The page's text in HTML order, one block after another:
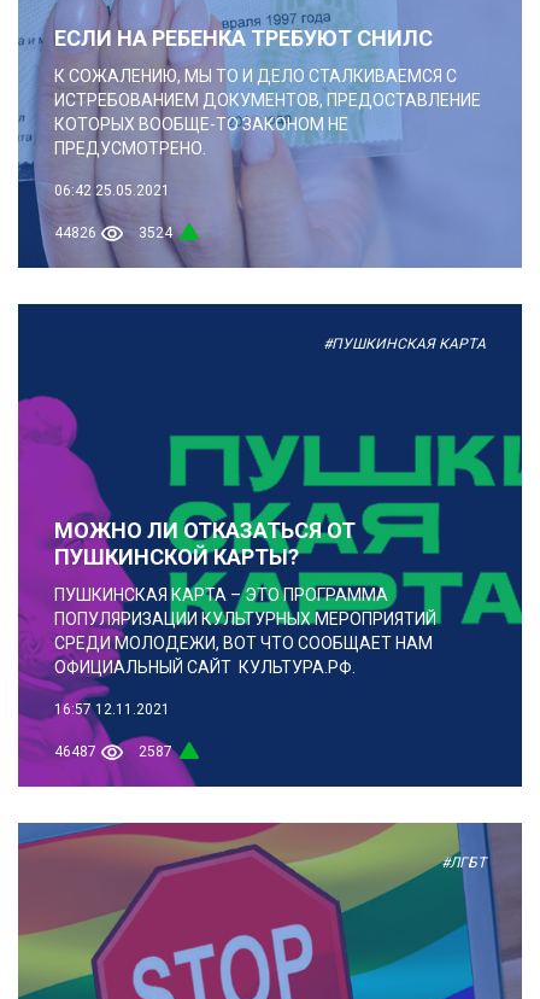
ЕСЛИ НА РЕБЕНКА ТРЕБУЮТ СНИЛС
К СОЖАЛЕНИЮ, МЫ ТО И ДЕЛО СТАЛКИВАЕМСЯ С
ИСТРЕБОВАНИЕМ ДОКУМЕНТОВ, ПРЕДОСТАВЛЕНИЕ
КОТОРЫХ ВООБЩЕ-ТО ЗАКОНОМ НЕ
ПРЕДУСМОТРЕНО.
06:42 25.05.2021
44826 3524
#ПУШКИНСКАЯ КАРТА
МОЖНО ЛИ ОТКАЗАТЬСЯ ОТ
ПУШКИНСКОЙ КАРТЫ?
ПУШКИНСКАЯ КАРТА – ЭТО ПРОГРАММА
ПОПУЛЯРИЗАЦИИ КУЛЬТУРНЫХ МЕРОПРИЯТИЙ
СРЕДИ МОЛОДЕЖИ, ВОТ ЧТО СООБЩАЕТ НАМ
ОФИЦИАЛЬНЫЙ САЙТ КУЛЬТУРА.РФ.
16:57 12.11.2021
46487 2587
#ЛГБТ